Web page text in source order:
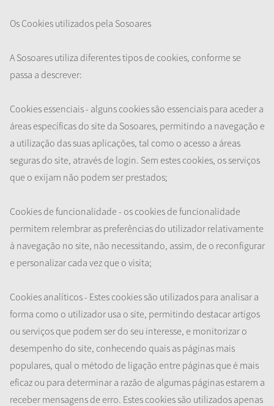
Os Cookies utilizados pela Sosoares
A Sosoares utiliza diferentes tipos de cookies, conforme se
passa a descrever:
Cookies essenciais - alguns cookies são essenciais para aceder a
áreas específicas do site da Sosoares, permitindo a navegação e
a utilização das suas aplicações, tal como o acesso a áreas
seguras do site, através de login. Sem estes cookies, os serviços
que o exijam não podem ser prestados;
Cookies de funcionalidade - os cookies de funcionalidade
permitem relembrar as preferências do utilizador relativamente
à navegação no site, não necessitando, assim, de o reconfigurar
e personalizar cada vez que o visita;
Cookies analíticos - Estes cookies são utilizados para analisar a
forma como o utilizador usa o site, permitindo destacar artigos
ou serviços que podem ser do seu interesse, e monitorizar o
desempenho do site, conhecendo quais as páginas mais
populares, qual o método de ligação entre páginas que é mais
eficaz ou para determinar a razão de algumas páginas estarem a
receber mensagens de erro. Estes cookies são utilizados apenas